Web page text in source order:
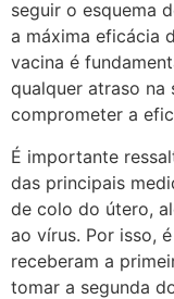
seguir o esquema
a máxima eficácia
vacina é
qualquer atraso na
comprometer a
É importante
das principais
de colo do útero,
ao vírus. Por isso,
receberam a
tomar a segunda